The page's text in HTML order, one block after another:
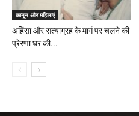
कानून और महिलाएं
अहिंसा और सत्याग्रह के मार्ग पर चलने की
प्रेरणा घर की...